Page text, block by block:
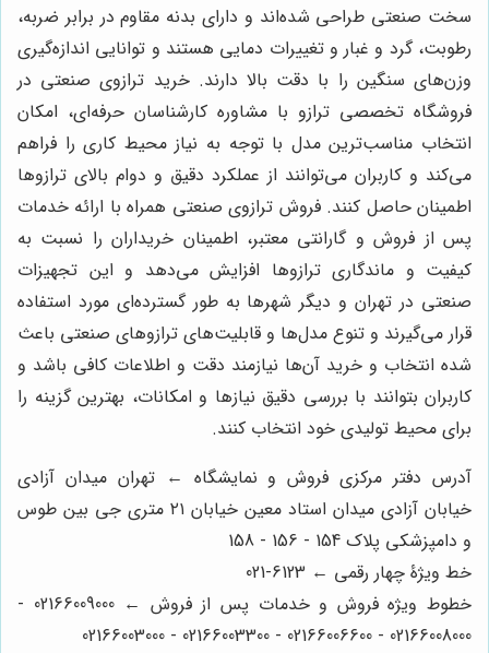
سخت صنعتی طراحی شده‌اند و دارای بدنه مقاوم در برابر ضربه،
رطوبت، گرد و غبار و تغییرات دمایی هستند و توانایی اندازه‌گیری
وزن‌های سنگین را با دقت بالا دارند. خرید ترازوی صنعتی در
فروشگاه تخصصی ترازو با مشاوره کارشناسان حرفه‌ای، امکان
انتخاب مناسب‌ترین مدل با توجه به نیاز محیط کاری را فراهم
می‌کند و کاربران می‌توانند از عملکرد دقیق و دوام بالای ترازوها
اطمینان حاصل کنند. فروش ترازوی صنعتی همراه با ارائه خدمات
پس از فروش و گارانتی معتبر، اطمینان خریداران را نسبت به
کیفیت و ماندگاری ترازوها افزایش می‌دهد و این تجهیزات
صنعتی در تهران و دیگر شهرها به طور گسترده‌ای مورد استفاده
قرار می‌گیرند و تنوع مدل‌ها و قابلیت‌های ترازوهای صنعتی باعث
شده انتخاب و خرید آن‌ها نیازمند دقت و اطلاعات کافی باشد و
کاربران بتوانند با بررسی دقیق نیازها و امکانات، بهترین گزینه را
برای محیط تولیدی خود انتخاب کنند.
آدرس دفتر مرکزی فروش و نمایشگاه ← تهران میدان آزادی
خیابان آزادی میدان استاد معین خیابان ۲۱ متری جی بین طوس
و دامپزشکی پلاک 154 - 156 - 158
خط ویژۀ چهار رقمی ← 6123-021
خطوط ویژه فروش و خدمات پس از فروش ← 02166009000 -
02166008000 - 02166006600 - 02166003300 - 02166003000